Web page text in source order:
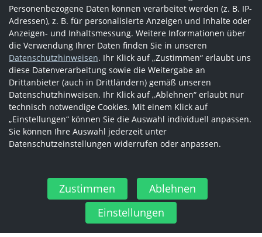
Personenbezogene Daten können verarbeitet werden (z. B. IP-
Adressen), z. B. für personalisierte Anzeigen und Inhalte oder
Anzeigen- und Inhaltsmessung. Weitere Informationen über
die Verwendung Ihrer Daten finden Sie in unseren
Datenschutzhinweisen. Ihr Klick auf „Zustimmen“ erlaubt uns
diese Datenverarbeitung sowie die Weitergabe an
Drittanbieter (auch in Drittländern) gemäß unseren
Datenschutzhinweisen. Ihr Klick auf „Ablehnen“ erlaubt nur
technisch notwendige Cookies. Mit einem Klick auf
„Einstellungen“ können Sie die Auswahl individuell anpassen.
Sie können Ihre Auswahl jederzeit unter
Datenschutzeinstellungen widerrufen oder anpassen.
Zustimmen
Ablehnen
Einstellungen